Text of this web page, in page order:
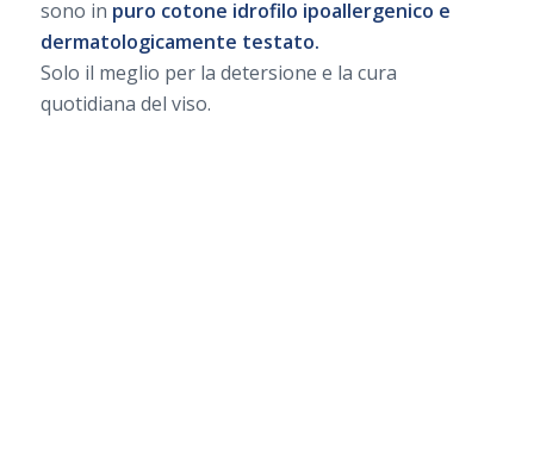
sono in puro cotone idrofilo ipoallergenico e
dermatologicamente testato.
Solo il meglio per la detersione e la cura
quotidiana del viso.